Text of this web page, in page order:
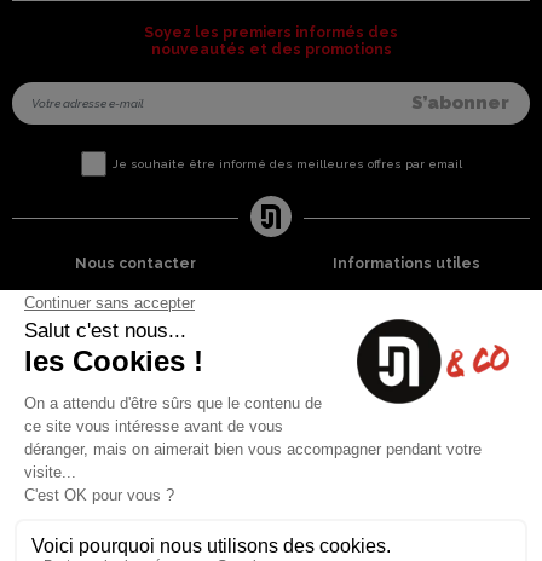
Soyez les premiers informés des
nouveautés et des promotions
Je souhaite être informé des meilleures offres par email
Nous contacter
8 rue du capitaine Jean Croisa
13009 Marseille
+33 (0)4 91 07 41 16
Facebook Instagram
Informations utiles
Garantie satisfaction
Paiement sécurisé
Plan du site
Blog
Nos produits
Meilleures ventes
Liste des marques
A propos
Contactez-nous